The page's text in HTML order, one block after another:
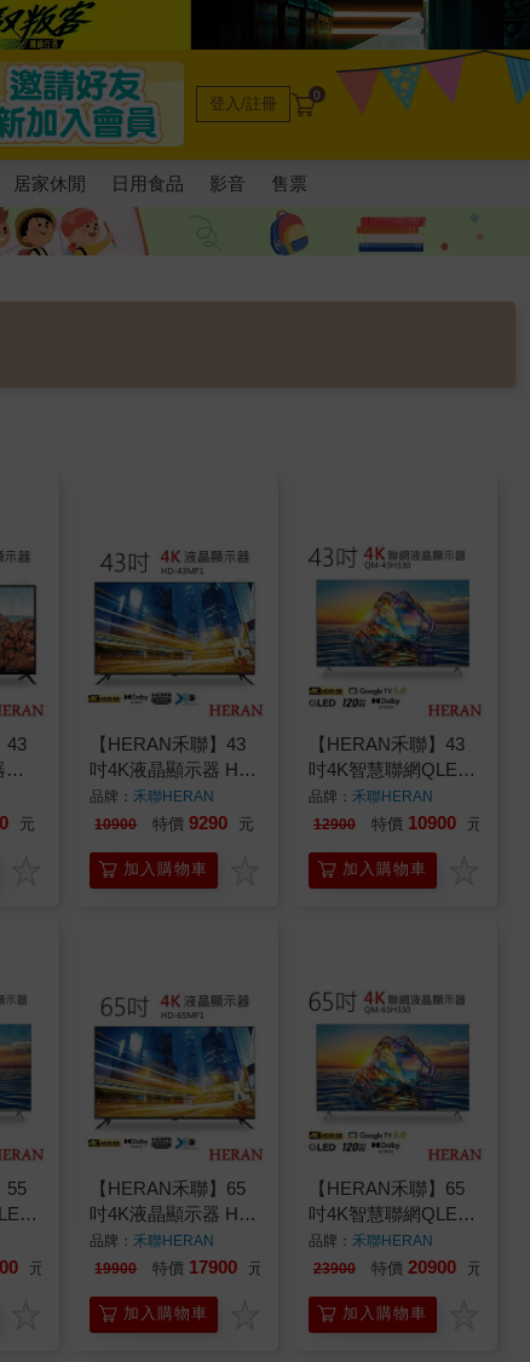
登入/註冊 0
居家休閒 日用食品 影音 售票
43
元
【HERAN禾聯】43
吋4K液晶顯示器 HD-
43MF1
品牌：禾聯HERAN
10900
特價 9290 元
加入購物車
【HERAN禾聯】43
吋4K智慧聯網QLED
液晶顯示器 QM-
43H330
品牌：禾聯HERAN
12900
特價 10900 元
加入購物車
55
元
【HERAN禾聯】65
吋4K液晶顯示器 HD-
65MF1
品牌：禾聯HERAN
19900
特價 17900 元
加入購物車
【HERAN禾聯】65
吋4K智慧聯網QLED
液晶顯示器 QM-
65H330
品牌：禾聯HERAN
23900
特價 20900 元
加入購物車